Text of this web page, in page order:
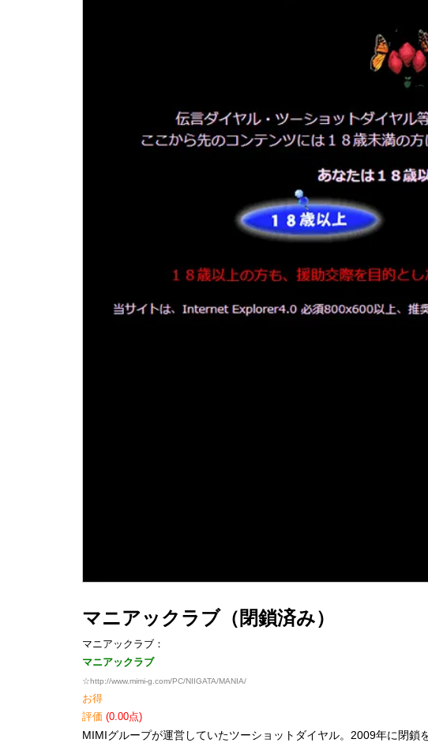
マニアックラブ（閉鎖済み）
マニアックラブ：
マニアックラブ
☆http://www.mimi-g.com/PC/NIIGATA/MANIA/
お得
評価 (0.00点)
MIMIグループが運営していたツーショットダイヤル。2009年に閉鎖